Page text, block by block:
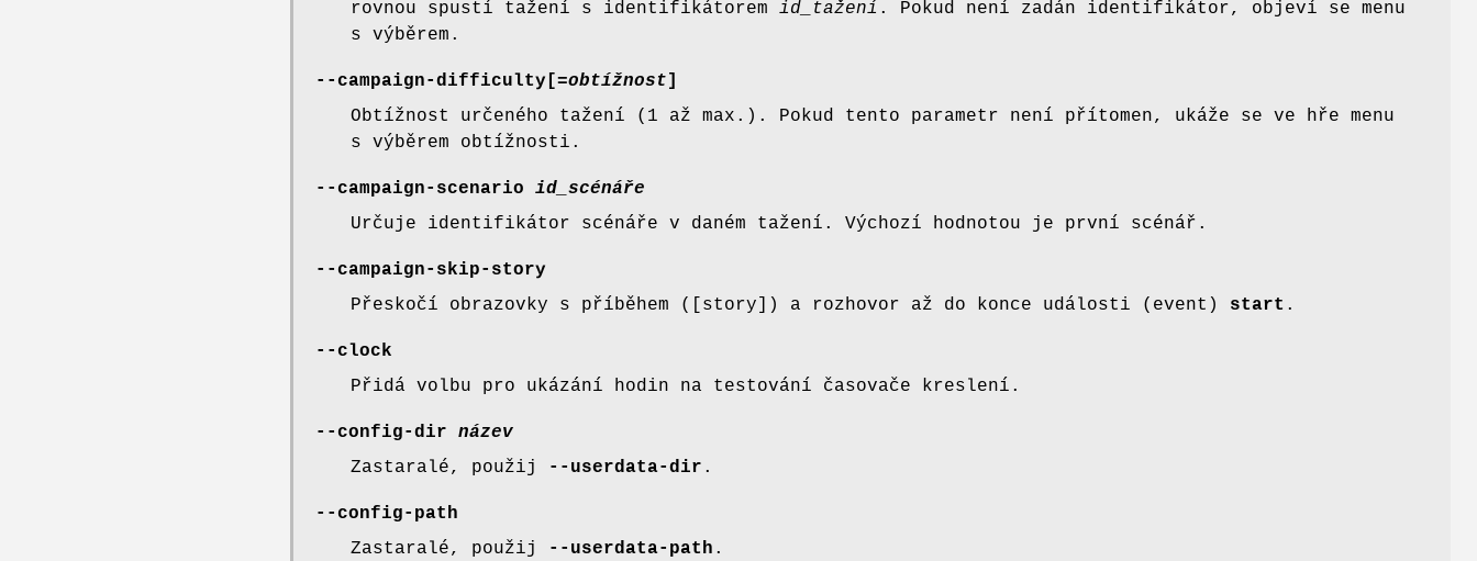
rovnou spustí tažení s identifikátorem id_tažení . Pokud není zadán identifikátor, objeví se menu
s výběrem.
--campaign-difficulty[ =obtížnost
Obtížnost určeného tažení (1 až max.). Pokud tento parametr není přítomen, ukáže se ve hře menu
s výběrem obtížnosti.
--campaign-scenario id_scénáře
Určuje identifikátor scénáře v daném tažení. Výchozí hodnotou je první scénář.
--campaign-skip-story
Přeskočí obrazovky s příběhem ([story]) a rozhovor až do konce události (event) start .
--clock
Přidá volbu pro ukázání hodin na testování časovače kreslení.
--config-dir název
Zastaralé, použij
--userdata-dir .
--config-path
Zastaralé, použij
--userdata-path .